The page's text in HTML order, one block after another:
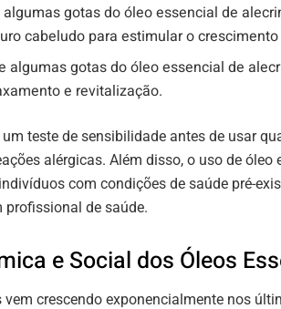
gotas do óleo essencial de
cabeludo para estimular o
algumas gotas do óleo essencial de
e revitalização.
teste de sensibilidade antes de usar
alérgicas. Além disso, o uso de óleo
com condições de saúde pré-
profissional de saúde.
e Social dos Óleos
crescendo exponencialmente nos